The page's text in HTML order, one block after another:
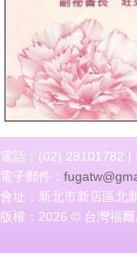
電話：(02) 29101782 |
電子郵件：
會址：新北市新店區北
版權：2026 © 台灣福